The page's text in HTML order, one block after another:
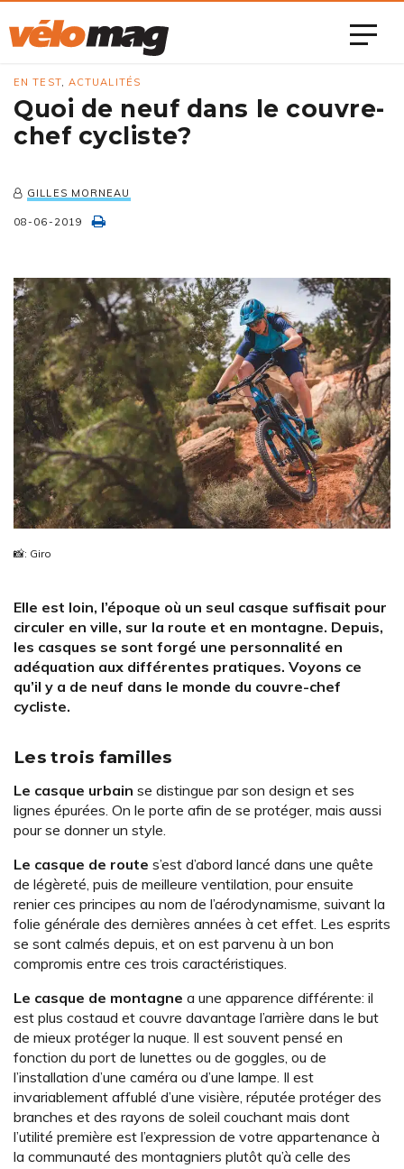
EN TEST, ACTUALITÉS
Quoi de neuf dans le couvre-
chef cycliste?
GILLES MORNEAU
08-06-2019
📸: Giro
Elle est loin, l’époque où un seul casque suffisait pour
circuler en ville, sur la route et en montagne. Depuis,
les casques se sont forgé une personnalité en
adéquation aux différentes pratiques. Voyons ce
qu’il y a de neuf dans le monde du couvre-chef
cycliste.
Les trois familles
Le casque urbain se distingue par son design et ses
lignes épurées. On le porte afin de se protéger, mais aussi
pour se donner un style.
Le casque de route s’est d’abord lancé dans une quête
de légèreté, puis de meilleure ventilation, pour ensuite
renier ces principes au nom de l’aérodynamisme, suivant la
folie générale des dernières années à cet effet. Les esprits
se sont calmés depuis, et on est parvenu à un bon
compromis entre ces trois caractéristiques.
Le casque de montagne a une apparence différente: il
est plus costaud et couvre davantage l’arrière dans le but
de mieux protéger la nuque. Il est souvent pensé en
fonction du port de lunettes ou de goggles, ou de
l’installation d’une caméra ou d’une lampe. Il est
invariablement affublé d’une visière, réputée protéger des
branches et des rayons de soleil couchant mais dont
l’utilité première est l’expression de votre appartenance à
la communauté des montagniers plutôt qu’à celle des